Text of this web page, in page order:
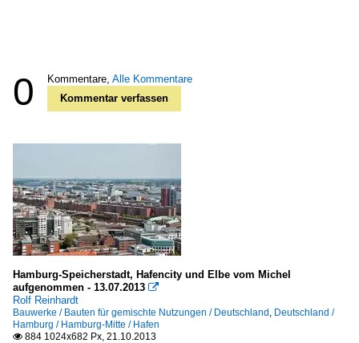
0 Kommentare, Alle Kommentare
Kommentar verfassen
Hamburg-Speicherstadt, Hafencity und Elbe vom Michel
aufgenommen - 13.07.2013 
Rolf Reinhardt
Bauwerke / Bauten für gemischte Nutzungen / Deutschland Deutschland /
Hamburg / Hamburg-Mitte / Hafen
 884 1024x682 Px, 21.10.2013